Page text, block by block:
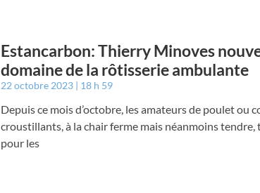
Estancarbon: Thierry Minoves
domaine de la rôtisserie ambulante
22 octobre 2023 18 h 59
Depuis ce mois d’octobre, les amateurs de poulet ou
croustillants, à la chair ferme mais néanmoins
pour les